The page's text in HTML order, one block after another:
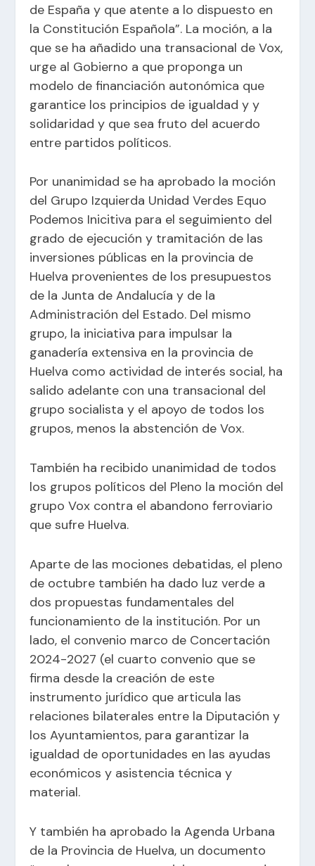
de España y que atente a lo dispuesto en
la Constitución Española”. La moción, a la
que se ha añadido una transacional de Vox,
urge al Gobierno a que proponga un
modelo de financiación autonómica que
garantice los principios de igualdad y y
solidaridad y que sea fruto del acuerdo
entre partidos políticos.
Por unanimidad se ha aprobado la moción
del Grupo Izquierda Unidad Verdes Equo
Podemos Inicitiva para el seguimiento del
grado de ejecución y tramitación de las
inversiones públicas en la provincia de
Huelva provenientes de los presupuestos
de la Junta de Andalucía y de la
Administración del Estado. Del mismo
grupo, la iniciativa para impulsar la
ganadería extensiva en la provincia de
Huelva como actividad de interés social, ha
salido adelante con una transacional del
grupo socialista y el apoyo de todos los
grupos, menos la abstención de Vox.
También ha recibido unanimidad de todos
los grupos políticos del Pleno la moción del
grupo Vox contra el abandono ferroviario
que sufre Huelva.
Aparte de las mociones debatidas, el pleno
de octubre también ha dado luz verde a
dos propuestas fundamentales del
funcionamiento de la institución. Por un
lado, el convenio marco de Concertación
2024-2027 (el cuarto convenio que se
firma desde la creación de este
instrumento jurídico que articula las
relaciones bilaterales entre la Diputación y
los Ayuntamientos, para garantizar la
igualdad de oportunidades en las ayudas
económicos y asistencia técnica y
material.
Y también ha aprobado la Agenda Urbana
de la Provincia de Huelva, un documento